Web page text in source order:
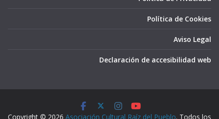
Política de Cookies
Aviso Legal
Declaración de accesibilidad web
Copyright © 2026 Asociación Cultural Raíz del Pueblo. Todos los